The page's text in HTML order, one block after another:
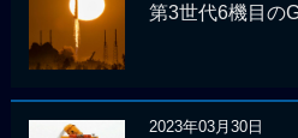
第3世代6機目の
2023年03月30日